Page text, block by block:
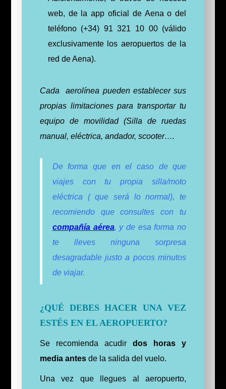
web, de la app oficial de Aena o del
teléfono (+34) 91 321 10 00 (válido
exclusivamente los aeropuertos de la
red de Aena).
Cada aerolínea pueden establecer sus
propias limitaciones para transportar tu
equipo de movilidad (Silla de ruedas
manual, eléctrica, andador, scooter….
De forma que en el caso de que
viajes con tu propia silla/moto
eléctrica ( que será lo normal), te
recomiendo que consultes con tu
compañía aérea, y de esa forma no
te lleves ninguna sorpresa
desagradable justo a pocos minutos
de viajar.
¿QUÉ DEBES HACER UNA VEZ
ESTÉS EN EL AEROPUERTO?
Se recomienda acudirdos horas y
media antesde la salida del vuelo.
Una vez que llegues al aeropuerto,